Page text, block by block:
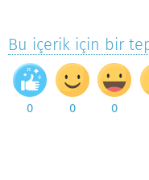
Bu içerik için bir
0 0 0